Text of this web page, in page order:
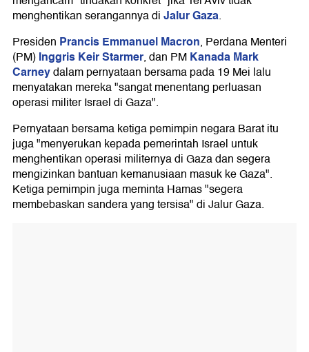
menghentikan serangannya diJalur Gaza.
Presiden PrancisEmmanuel Macron, Perdana Menteri
(PM)InggrisKeir Starmer, dan PMKanadaMark
Carneydalam pernyataan bersama pada 19 Mei lalu
menyatakan mereka "sangat menentang perluasan
operasi militer Israel di Gaza".
Pernyataan bersama ketiga pemimpin negara Barat itu
juga "menyerukan kepada pemerintah Israel untuk
menghentikan operasi militernya di Gaza dan segera
mengizinkan bantuan kemanusiaan masuk ke Gaza".
Ketiga pemimpin juga meminta Hamas "segera
membebaskan sandera yang tersisa" di Jalur Gaza.